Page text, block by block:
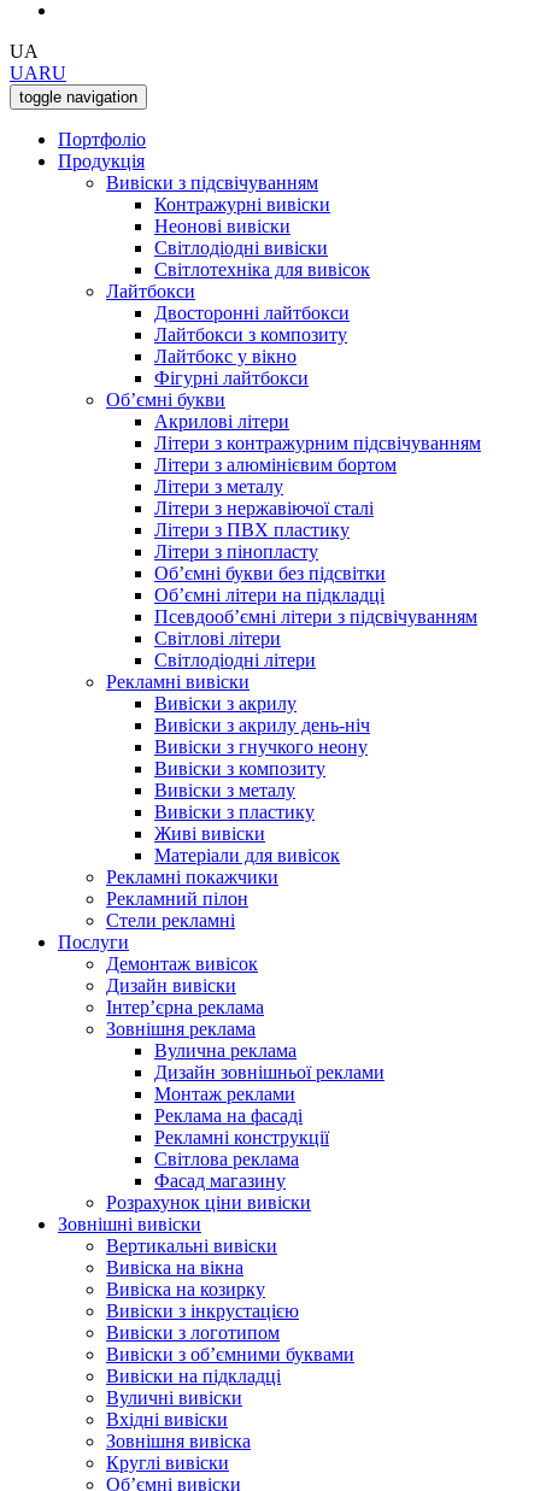
UA
UARU
toggle navigation
Портфоліо
Продукція
Вивіски з підсвічуванням
Контражурні вивіски
Неонові вивіски
Світлодіодні вивіски
Світлотехніка для вивісок
Лайтбокси
Двосторонні лайтбокси
Лайтбокси з композиту
Лайтбокс у вікно
Фігурні лайтбокси
Об’ємні букви
Акрилові літери
Літери з контражурним підсвічуванням
Літери з алюмінієвим бортом
Літери з металу
Літери з нержавіючої сталі
Літери з ПВХ пластику
Літери з пінопласту
Об’ємні букви без підсвітки
Об’ємні літери на підкладці
Псевдооб’ємні літери з підсвічуванням
Світлові літери
Світлодіодні літери
Рекламні вивіски
Вивіски з акрилу
Вивіски з акрилу день-ніч
Вивіски з гнучкого неону
Вивіски з композиту
Вивіски з металу
Вивіски з пластику
Живі вивіски
Матеріали для вивісок
Рекламні покажчики
Рекламний пілон
Стели рекламні
Послуги
Демонтаж вивісок
Дизайн вивіски
Інтер’єрна реклама
Зовнішня реклама
Вулична реклама
Дизайн зовнішньої реклами
Монтаж реклами
Реклама на фасаді
Рекламні конструкції
Світлова реклама
Фасад магазину
Розрахунок ціни вивіски
Зовнішні вивіски
Вертикальні вивіски
Вивіска на вікна
Вивіска на козирку
Вивіски з інкрустацією
Вивіски з логотипом
Вивіски з об’ємними буквами
Вивіски на підкладці
Вуличні вивіски
Вхідні вивіски
Зовнішня вивіска
Круглі вивіски
Об’ємні вивіски